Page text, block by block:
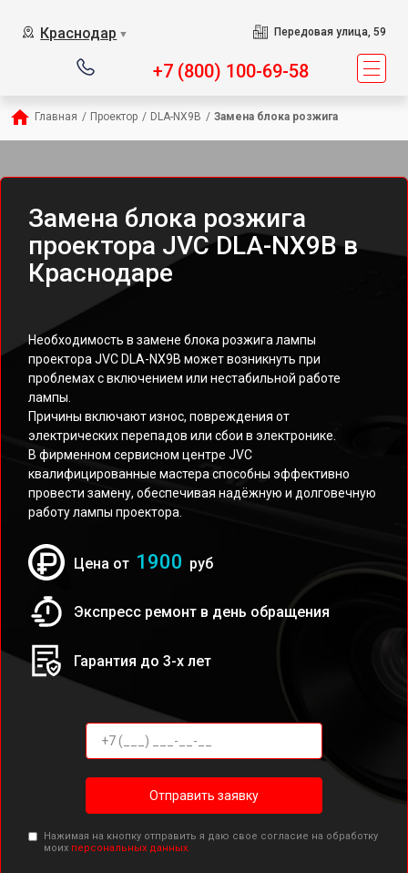
Краснодар ▼ Передовая улица, 59
+7 (800) 100-69-58
Главная / Проектор / DLA-NX9B / Замена блока розжига
Замена блока розжига
проектора JVC DLA-NX9B в
Краснодаре
Необходимость в замене блока розжига лампы
проектора JVC DLA-NX9B может возникнуть при
проблемах с включением или нестабильной работе
лампы.
Причины включают износ, повреждения от
электрических перепадов или сбои в электронике.
В фирменном сервисном центре JVC
квалифицированные мастера способны эффективно
провести замену, обеспечивая надёжную и долговечную
работу лампы проектора.
Цена от 1900 руб
Экспресс ремонт в день обращения
Гарантия до 3-х лет
Отправить заявку
Нажимая на кнопку отправить я даю свое согласие на обработку
моих персональных данных.